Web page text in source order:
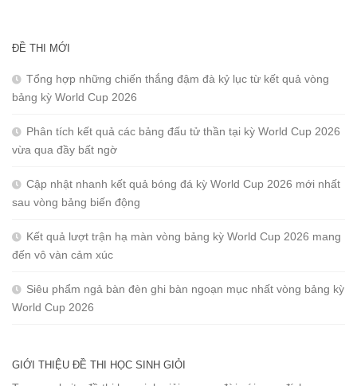
ĐỀ THI MỚI
Tổng hợp những chiến thắng đậm đà kỷ lục từ kết quả vòng
bảng kỳ World Cup 2026
Phân tích kết quả các bảng đấu tử thần tại kỳ World Cup 2026
vừa qua đầy bất ngờ
Cập nhật nhanh kết quả bóng đá kỳ World Cup 2026 mới nhất
sau vòng bảng biến động
Kết quả lượt trận hạ màn vòng bảng kỳ World Cup 2026 mang
đến vô vàn cảm xúc
Siêu phẩm ngả bàn đèn ghi bàn ngoạn mục nhất vòng bảng kỳ
World Cup 2026
GIỚI THIỆU ĐỀ THI HỌC SINH GIỎI